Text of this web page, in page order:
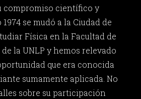
compromiso científico y
se mudó a la Ciudad de
Física en la Facultad de
la UNLP y hemos relevado
que era conocida
sumamente aplicada. No
sobre su participación